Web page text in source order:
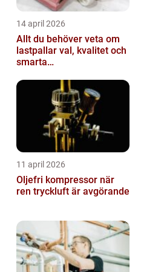
14 april 2026
Allt du behöver veta om
lastpallar val, kvalitet och
smarta
11 april 2026
Oljefri kompressor när
ren tryckluft är avgörande